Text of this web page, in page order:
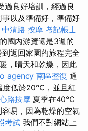
過良好培訓，經過良
以及準備好，準備好
中清路 按摩 考記帳士
國內游覽還是3週的
返回家園的旅程完全
，晴天和乾燥，因此
agency 南區整復 通
低於20°C，並且紅
路按摩 夏季在40°C
易，因為乾燥的空氣
考試 我們不對網站上